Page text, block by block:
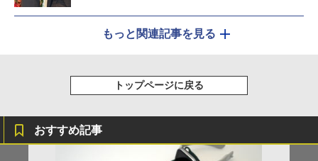
もっと関連記事を見る
トップページに戻る
おすすめ記事